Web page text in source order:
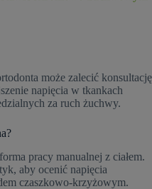
może zalecić konsultację
napięcia w tkankach
za ruch żuchwy.
pracy manualnej z ciałem.
aby ocenić napięcia
czaszkowo-krzyżowym.